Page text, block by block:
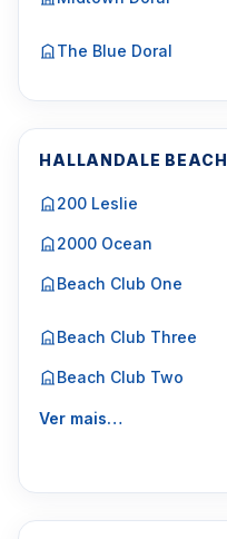
The Blue Doral
HALLANDALE BEACH
200 Leslie
2000 Ocean
Beach Club One
Beach Club Three
Beach Club Two
Ver mais…